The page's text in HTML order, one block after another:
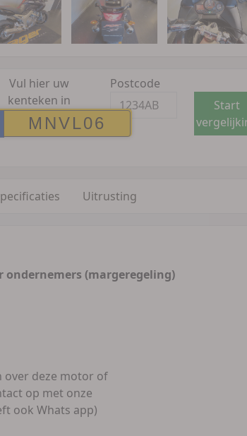
Vul hier uw
kenteken in
Postcode
Start
Uitrusting
ondernemers (margeregeling)
over deze motor of
op met onze
ook Whats app)